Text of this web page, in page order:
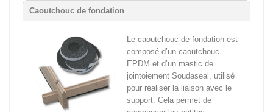
Caoutchouc de fondation
Le caoutchouc de fondation est
composé d’un caoutchouc
EPDM et d’un mastic de
jointoiement Soudaseal, utilisé
pour réaliser la liaison avec le
support. Cela permet de